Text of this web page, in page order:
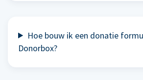
Hoe bouw ik een donatie
Donorbox?